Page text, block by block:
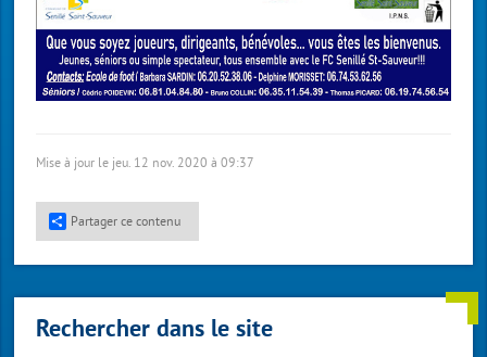
Mise à jour le jeu. 12 nov. 2020 à 09:37
Partager ce contenu
Rechercher dans le site